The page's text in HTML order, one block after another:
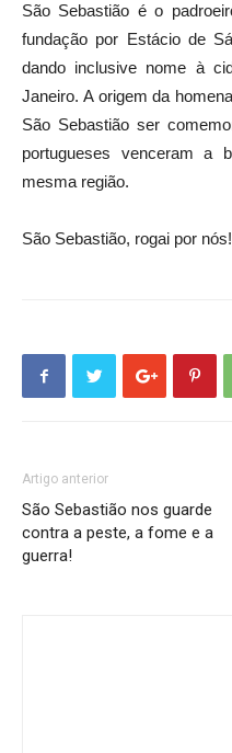
São Sebastião é o
fundação por Estácio de
dando inclusive nome à
Janeiro. A origem da
São Sebastião ser
portugueses venceram a
mesma região.
São Sebastião, rogai por nós!
Artigo anterior
São Sebastião nos guarde
contra a peste, a fome e a
guerra!